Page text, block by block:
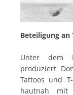
Beteiligung an
Unter dem
produziert
Tattoos und
hautnah mit